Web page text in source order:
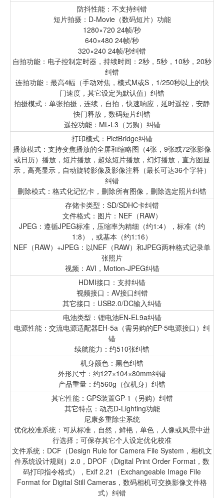
防抖性能：不支持纠错
短片拍摄：D-Movie（数码短片）功能
1280×720 24帧/秒
640×480 24帧/秒
320×240 24帧/秒纠错
自拍功能：电子控制定时器，持续时间：2秒，5秒，10秒，20秒
纠错
连拍功能：最高4幅（手动对焦，模式M或S，1/250秒以上的快
门速度，其它设定为默认值）纠错
拍摄模式：单张拍摄，连续，自拍，快速响应，延时遥控，安静
快门释放，数码短片纠错
遥控功能：ML-L3（另购）纠错
打印模式：PictBridge纠错
播放模式：支持变焦播放的全屏和缩略图（4张，9张或72张影像
或日历）播放，短片播放，超炫短片播放，幻灯播放，直方图显
示，高亮显示，自动旋转影像及影像注释（最长可达36个字符）
纠错
删除模式：格式化记忆卡，删除所有图像，删除选定照片纠错
存储卡类型：SD/SDHC卡纠错
文件格式：图片：NEF（RAW）
JPEG：遵循JPEG标准，压缩率为精细（约1:4），标准（约
1:8），或基本（约1:16）
NEF（RAW）+JPEG：以NEF（RAW）和JPEG两种格式记录单
张照片
视频：AVI，Motion-JPEG纠错
HDMI接口：支持纠错
视频接口：AV接口纠错
其它接口：USB2.0/DC输入纠错
电池类型：锂电池EN-EL9a纠错
电源性能：交流电源适配器EH-5a（需另购的EP-5电源接口）纠
错
续航能力：约510张纠错
机身颜色：黑色纠错
外形尺寸：约127×104×80mm纠错
产品重量：约560g（仅机身）纠错
其它性能：GPS装置GP-1（另购）纠错
其它特点：动态D-Lighting功能
尼康多重除尘系统
优化校准系统：可从标准，自然，鲜艳，单色，人像或风景中进
行选择；可保存其它个人设定优化校准
文件系统：DCF（Design Rule for Camera File System，相机文
件系统设计规则）2.0，DPOF（Digital Print Order Format，数
码打印指令格式），Exif 2.21（Exchangeable Image File
Format for Digital Still Cameras，数码相机可交换影像文件格
式）纠错